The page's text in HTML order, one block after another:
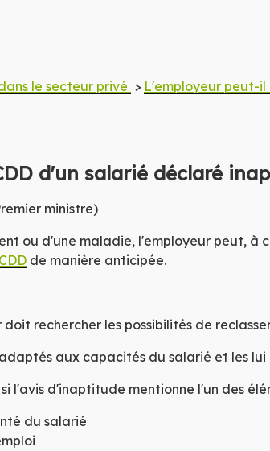
la
le secteur privé > L'employeur peut-il
d'un salarié déclaré
ministre)
ou d'une maladie, l'employeur peut, à
CDD de manière anticipée.
rechercher les possibilités de
aux capacités du salarié et les lui
l'avis d'inaptitude mentionne l'un des
du salarié